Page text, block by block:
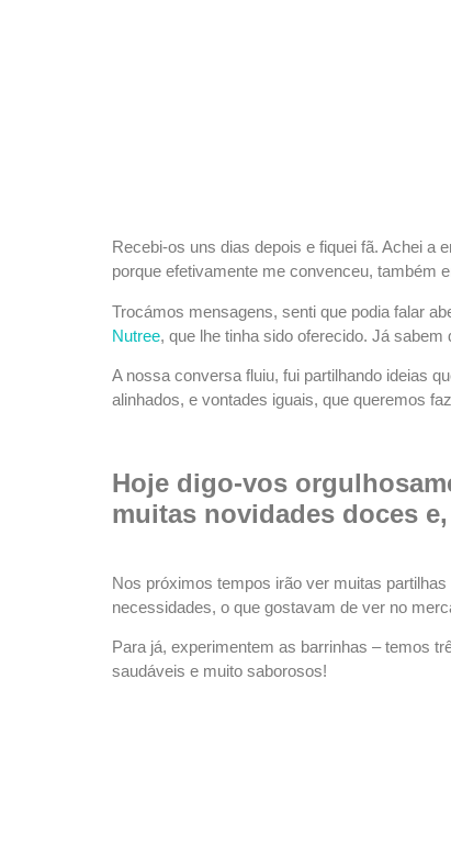
Recebi-os uns dias depois e fiquei fã. Achei a
porque efetivamente me convenceu, também
Trocámos mensagens, senti que podia falar
Nutree, que lhe tinha sido oferecido. Já
A nossa conversa fluiu, fui partilhando ideias
alinhados, e vontades iguais, que queremos
Hoje digo-vos
muitas novidades doces
Nos próximos tempos irão ver muitas
necessidades, o que gostavam de ver no
Para já, experimentem as barrinhas – temos
saudáveis e muito saborosos!